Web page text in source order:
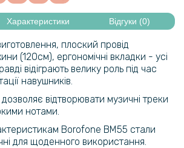
Характеристики Відгуки (0)
плоский провід
(120см), ергономічні вкладки - усі
відіграють велику роль під час
навушників.
відтворювати музичні треки
нотами.
Borofone BM55 стали
для щоденного використання.